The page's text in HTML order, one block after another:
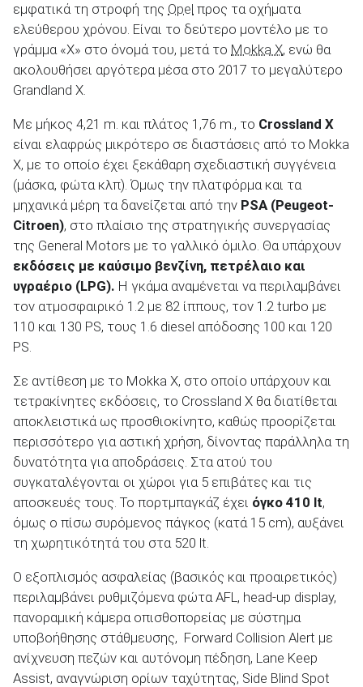
ΑΝΑΖΗΤΗΣΗ
εμφατικά τη στροφή της Opel προς τα οχήματα
ελεύθερου χρόνου. Είναι το δεύτερο μοντέλο με το
γράμμα «Χ» στο όνομά του, μετά το Mokka X, ενώ θα
ακολουθήσει αργότερα μέσα στο 2017 το μεγαλύτερο
Grandland X.
Με μήκος 4,21 m. και πλάτος 1,76 m., το Crossland X
είναι ελαφρώς μικρότερο σε διαστάσεις από το Mokka
X, με το οποίο έχει ξεκάθαρη σχεδιαστική συγγένεια
(μάσκα, φώτα κλπ). Όμως την πλατφόρμα και τα
μηχανικά μέρη τα δανείζεται από την PSA (Peugeot-
Citroen), στο πλαίσιο της στρατηγικής συνεργασίας
της General Motors με το γαλλικό όμιλο. Θα υπάρχουν
εκδόσεις με καύσιμο βενζίνη, πετρέλαιο και
υγραέριο (LPG). Η γκάμα αναμένεται να περιλαμβάνει
τον ατμοσφαιρικό 1.2 με 82 ίππους, τον 1.2 turbo με
110 και 130 PS, τους 1.6 diesel απόδοσης 100 και 120
PS.
Σε αντίθεση με το Mokka X, στο οποίο υπάρχουν και
τετρακίνητες εκδόσεις, το Crossland X θα διατίθεται
αποκλειστικά ως προσθιοκίνητο, καθώς προορίζεται
περισσότερο για αστική χρήση, δίνοντας παράλληλα τη
δυνατότητα για αποδράσεις. Στα ατού του
συγκαταλέγονται οι χώροι για 5 επιβάτες και τις
αποσκευές τους. Το πορτμπαγκάζ έχει όγκο 410 lt,
όμως ο πίσω συρόμενος πάγκος (κατά 15 cm), αυξάνει
τη χωρητικότητά του στα 520 lt.
Ο εξοπλισμός ασφαλείας (βασικός και προαιρετικός)
περιλαμβάνει ρυθμιζόμενα φώτα AFL, head-up display,
πανοραμική κάμερα οπισθοπορείας με σύστημα
υποβοήθησης στάθμευσης, Forward Collision Alert με
ανίχνευση πεζών και αυτόνομη πέδηση, Lane Keep
Assist, αναγνώριση ορίων ταχύτητας, Side Blind Spot